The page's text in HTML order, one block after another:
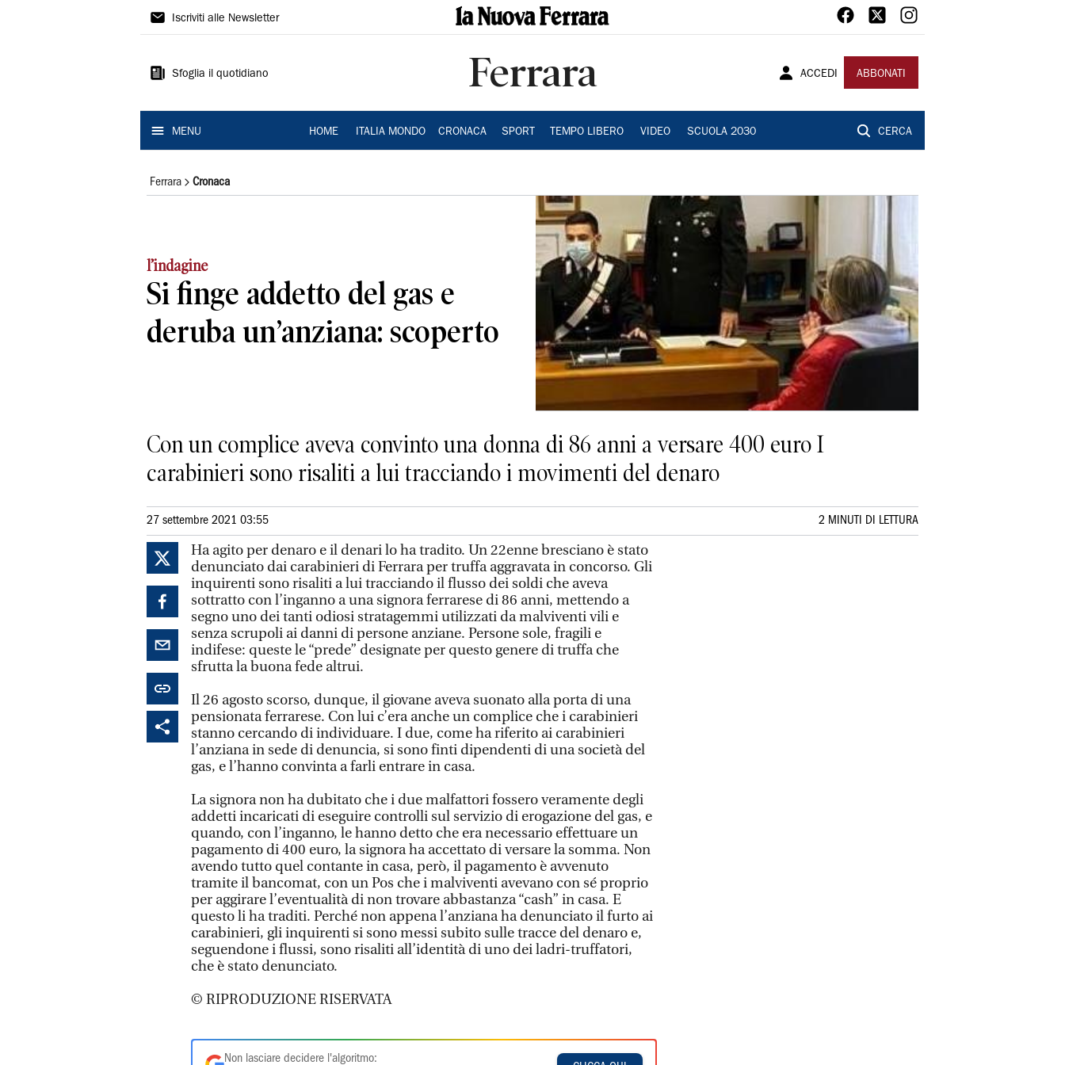
La
Ferrara
Iscriviti alle Newsletter
Sfoglia il quotidiano Ferrara ACCEDI ABBONATI
MENU HOME ITALIA MONDO CRONACA SPORT TEMPO LIBERO VIDEO SCUOLA 2030 CERCA
Ferrara Cronaca
l’indagine
Si finge addetto del gas e
deruba un’anziana: scoperto
Con un complice aveva convinto una donna di 86 anni a versare 400 euro I
carabinieri sono risaliti a lui tracciando i movimenti del denaro
27 settembre 2021 03:55 2 MINUTI DI LETTURA
Ha agito per denaro e il denari lo ha tradito. Un 22enne bresciano è stato
denunciato dai carabinieri di Ferrara per truffa aggravata in concorso. Gli
inquirenti sono risaliti a lui tracciando il flusso dei soldi che aveva
sottratto con l’inganno a una signora ferrarese di 86 anni, mettendo a
segno uno dei tanti odiosi stratagemmi utilizzati da malviventi vili e
senza scrupoli ai danni di persone anziane. Persone sole, fragili e
indifese: queste le “prede” designate per questo genere di truffa che
sfrutta la buona fede altrui.
Il 26 agosto scorso, dunque, il giovane aveva suonato alla porta di una
pensionata ferrarese. Con lui c’era anche un complice che i carabinieri
stanno cercando di individuare. I due, come ha riferito ai carabinieri
l’anziana in sede di denuncia, si sono finti dipendenti di una società del
gas, e l’hanno convinta a farli entrare in casa.
La signora non ha dubitato che i due malfattori fossero veramente degli
addetti incaricati di eseguire controlli sul servizio di erogazione del gas, e
quando, con l’inganno, le hanno detto che era necessario effettuare un
pagamento di 400 euro, la signora ha accettato di versare la somma. Non
avendo tutto quel contante in casa, però, il pagamento è avvenuto
tramite il bancomat, con un Pos che i malviventi avevano con sé proprio
per aggirare l’eventualità di non trovare abbastanza “cash” in casa. E
questo li ha traditi. Perché non appena l’anziana ha denunciato il furto ai
carabinieri, gli inquirenti si sono messi subito sulle tracce del denaro e,
seguendone i flussi, sono risaliti all’identità di uno dei ladri-truffatori,
che è stato denunciato.
© RIPRODUZIONE RISERVATA
Non lasciare decidere l'algoritmo: